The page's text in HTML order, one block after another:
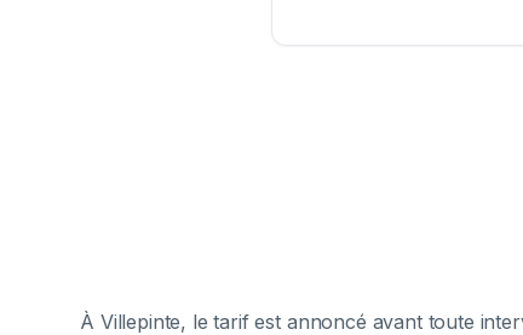
À Villepinte, le tarif est annoncé avant toute